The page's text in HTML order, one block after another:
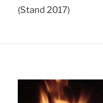
(Stand 2017)